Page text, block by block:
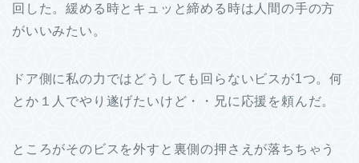
回した。緩める時とキュッと締める時は人間の手の方
がいいみたい。
ドア側に私の力ではどうしても回らないビスが1つ。何
とか１人でやり遂げたいけど・・兄に応援を頼んだ。
ところがそのビスを外すと裏側の押さえが落ちちゃう